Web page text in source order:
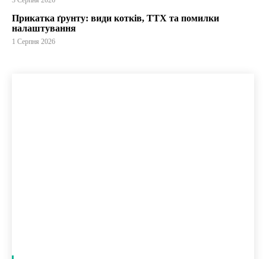
Прикатка ґрунту: види котків, ТТХ та помилки
налаштування
1 Серпня 2026